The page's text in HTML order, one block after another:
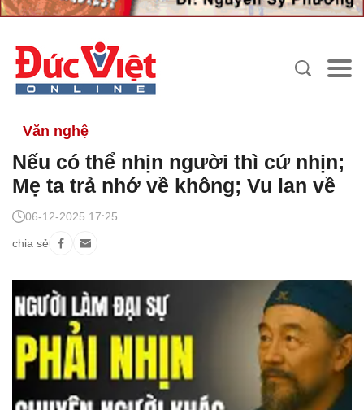
Văn nghệ
Nếu có thể nhịn người thì cứ nhịn;
Mẹ ta trả nhớ về không; Vu lan về
chia sẻ
06-12-2025 17:25